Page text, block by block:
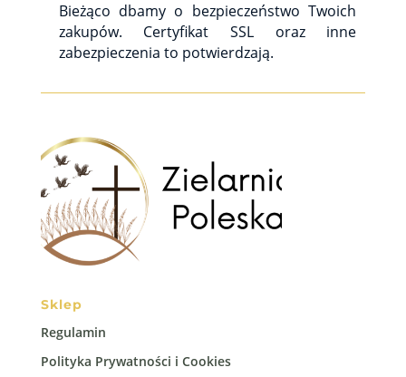
Bieżąco dbamy o bezpieczeństwo Twoich
zakupów. Certyfikat SSL oraz inne
zabezpieczenia to potwierdzają.
Sklep
Regulamin
Polityka Prywatności i Cookies